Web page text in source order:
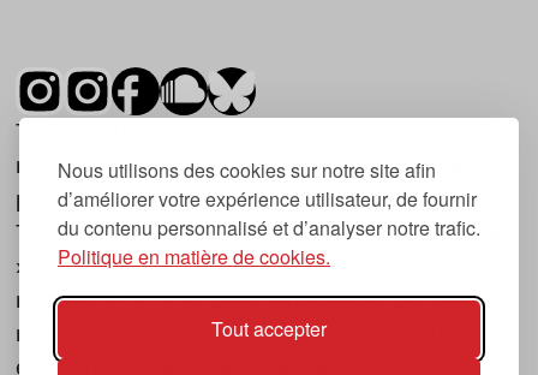
Nous utilisons des cookies sur notre site afin
d’améliorer votre expérience utilisateur, de fournir
du contenu personnalisé et d’analyser notre trafic.
Politique en matière de cookies.
Tout accepter
Tsugi est un mensuel indépendant sur la
musique et les nouvelles tendances, dont la
première parution date de 2007.
Tsugi en japonais signifie « prochain », « suivant
», ce qui correspond à la thématique du
magazine, à l’affût des nouvelles tendances
musicales, qu’elles viennent de la musique
électronique, du rock ou du hip hop, et des